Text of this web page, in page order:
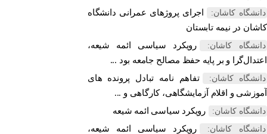
دانشگاه کاشان:
اجرای پروژهای عمرانی دانشگاه
کاشان در نیمه تابستان
دانشگاه کاشان:
رویکرد سیاسی ائمه شیعه،
اعتدال‌گرا و بر پایه حفظ مصالح جامعه بود ...
دانشگاه کاشان:
تفاهم نامه تبادل پرونده‌ های
آموزشی و اقلام آزمایشگاهی، کارگاهی و ...
دانشگاه کاشان: رویکرد سیاسی ائمه شیعه
دانشگاه کاشان:
رویکرد سیاسی ائمه شیعه،